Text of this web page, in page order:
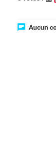
Aucun